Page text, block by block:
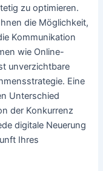
zu optimieren.
die Möglichkeit,
Kommunikation
wie Online-
unverzichtbare
Eine
Unterschied
der Konkurrenz
digitale Neuerung
Ihres